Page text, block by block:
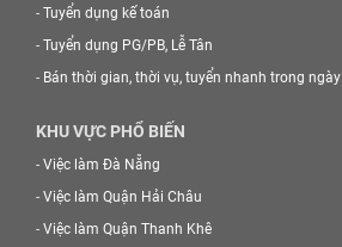
- Tuyển dụng kế toán
- Tuyển dụng PG/PB, Lễ Tân
- Bán thời gian, thời vụ, tuyển nhanh trong ngày
KHU VỰC PHỔ BIẾN
- Việc làm Đà Nẵng
- Việc làm Quận Hải Châu
- Việc làm Quận Thanh Khê